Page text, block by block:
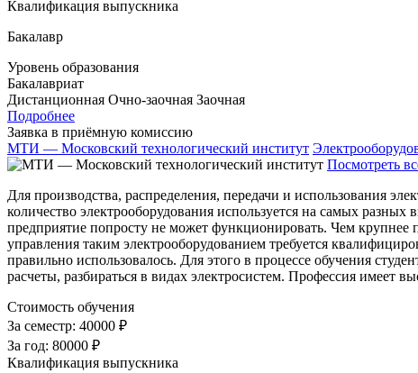
Квалификация выпускника
Бакалавр
Уровень образования
Бакалавриат
Дистанционная Очно-заочная Заочная
Подробнее
Заявка в приёмную комиссию
МТИ — Московский технологический институт
Посмотреть
Для производства, распределения, передачи и использования
количество электрооборудования используется на самых
предприятие попросту не может функционировать. Чем крупнее
управления таким электрооборудованием требуется
правильно использовалось. Для этого в процессе обучения
расчеты, разбираться в видах электросистем. Профессия имеет
Стоимость обучения
За семестр: 40000 ₽
За год: 80000 ₽
Квалификация выпускника